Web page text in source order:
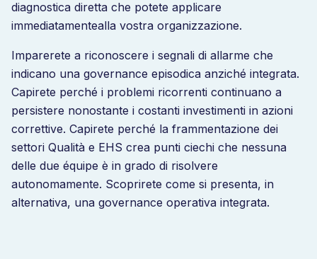
diagnostica diretta che potete applicare
immediatamentealla vostra organizzazione.
Imparerete a riconoscere i segnali di allarme che
indicano una governance episodica anziché integrata.
Capirete perché i problemi ricorrenti continuano a
persistere nonostante i costanti investimenti in azioni
correttive. Capirete perché la frammentazione dei
settori Qualità e EHS crea punti ciechi che nessuna
delle due équipe è in grado di risolvere
autonomamente. Scoprirete come si presenta, in
alternativa, una governance operativa integrata.